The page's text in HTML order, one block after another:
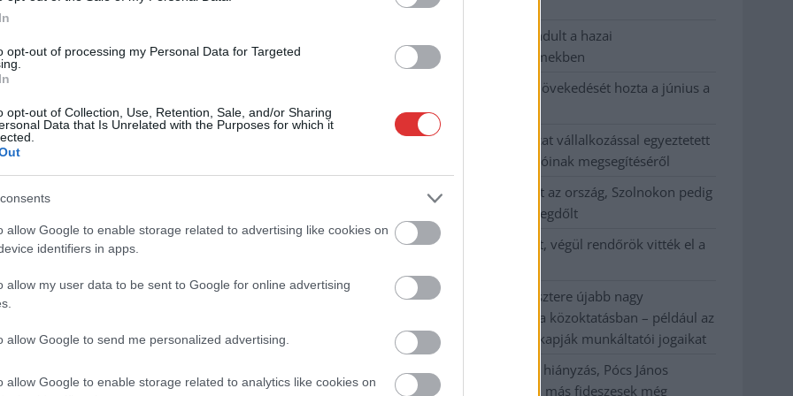
opt-out of processing my Personal Data for Targeted
opt-out of Collection, Use, Retention, Sale, and/or Sharing
Data that Is Unrelated with the Purposes for which it
allow Google to enable storage related to advertising like cookies on
identifiers in apps.
allow my user data to be sent to Google for online advertising
allow Google to send me personalized advertising.
allow Google to enable storage related to analytics like cookies on
Farkas András
készül a
óta szeretnek, és
2026.08.07. Horváth Zsolt
kerékpárgyár dolgozóinak
Rövid idő alatt számos vállalkozás
habos isler?
Országos ellenőrzés indult a hazai
akkumulátoripari üzemekben
Az idei év leglassabb növekedését hozta a június a
kiskereskedelemben
Györfi Mihály több tucat vállalkozással egyeztetett
a kerékpárgyár dolgozóinak megsegítéséről
41 fok fölé forrósodott az ország, Szolnokon pedig
egy másik rekord is megdőlt
Egy telefonhívást akart, végül rendőrök vitték el a
A Tisza kormány minisztere újabb nagy
változásokról döntött a közoktatásban – például az
iskolaigazgatók visszakapják munkáltatói jogaikat
Sok volt az igazolatlan hiányzás, Pócs János
fizetéslevonást kapott, más fideszesek még